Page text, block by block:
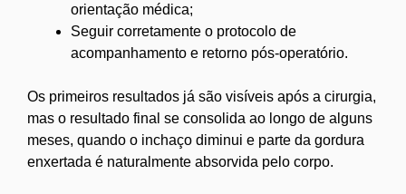
orientação médica;
Seguir corretamente o protocolo de
acompanhamento e retorno pós-operatório.
Os primeiros resultados já são visíveis após a cirurgia,
mas o resultado final se consolida ao longo de alguns
meses, quando o inchaço diminui e parte da gordura
enxertada é naturalmente absorvida pelo corpo.